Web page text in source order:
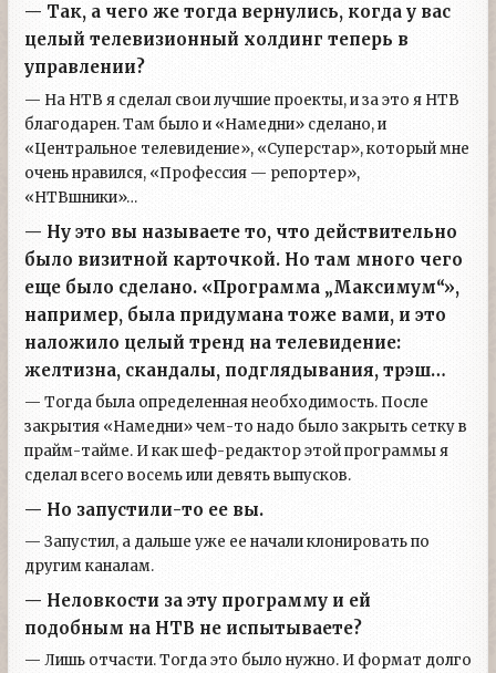
— Так, а чего же тогда вернулись, когда у вас
целый телевизионный холдинг теперь в
управлении?
— На НТВ я сделал свои лучшие проекты, и за это я НТВ
благодарен. Там было и «Намедни» сделано, и
«Центральное телевидение», «Суперстар», который мне
очень нравился, «Профессия — репортер»,
«НТВшники»…
— Ну это вы называете то, что действительно
было визитной карточкой. Но там много чего
еще было сделано. «Программа „Максимум“»,
например, была придумана тоже вами, и это
наложило целый тренд на телевидение:
желтизна, скандалы, подглядывания, трэш…
— Тогда была определенная необходимость. После
закрытия «Намедни» чем-то надо было закрыть сетку в
прайм-тайме. И как шеф-редактор этой программы я
сделал всего восемь или девять выпусков.
— Но запустили-то ее вы.
— Запустил, а дальше уже ее начали клонировать по
другим каналам.
— Неловкости за эту программу и ей
подобным на НТВ не испытываете?
— Лишь отчасти. Тогда это было нужно. И формат долго